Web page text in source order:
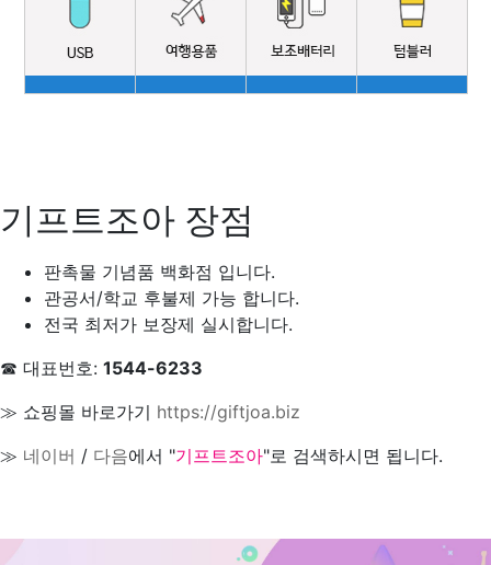
기프트조아 장점
판촉물 기념품 백화점 입니다.
관공서/학교 후불제 가능 합니다.
전국 최저가 보장제 실시합니다.
☎ 대표번호: 1544-6233
≫ 쇼핑몰 바로가기 https://giftjoa.biz
≫ 네이버 / 다음에서 "기프트조아"로 검색하시면 됩니다.